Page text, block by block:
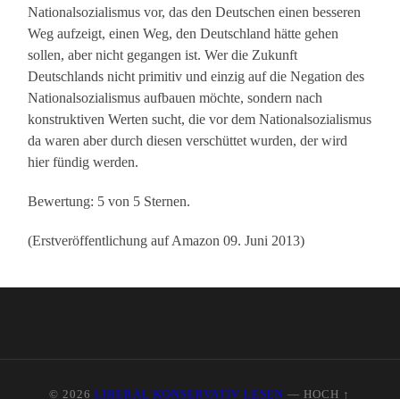
Nationalsozialismus vor, das den Deutschen einen besseren
Weg aufzeigt, einen Weg, den Deutschland hätte gehen
sollen, aber nicht gegangen ist. Wer die Zukunft
Deutschlands nicht primitiv und einzig auf die Negation des
Nationalsozialismus aufbauen möchte, sondern nach
konstruktiven Werten sucht, die vor dem Nationalsozialismus
da waren aber durch diesen verschüttet wurden, der wird
hier fündig werden.
Bewertung: 5 von 5 Sternen.
(Erstveröffentlichung auf Amazon 09. Juni 2013)
© 2026LIBERAL KONSERVATIV LESEN —HOCH ↑